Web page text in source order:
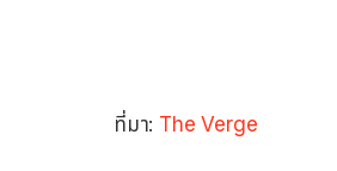
ที่มา: The Verge